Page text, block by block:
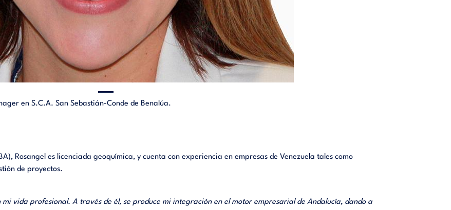
en S.C.A. San Sebastián-Conde de Benalúa.
Rosangel es licenciada geoquímica, y cuenta con experiencia en empresas de Venezuela tales como
de proyectos.
mi vida profesional. A través de él, se produce mi integración en el motor empresarial de Andalucía, dando a